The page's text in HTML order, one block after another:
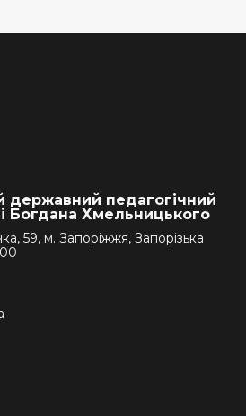
державний педагогічний
Богдана Хмельницького
59, м. Запоріжжя, Запорізька